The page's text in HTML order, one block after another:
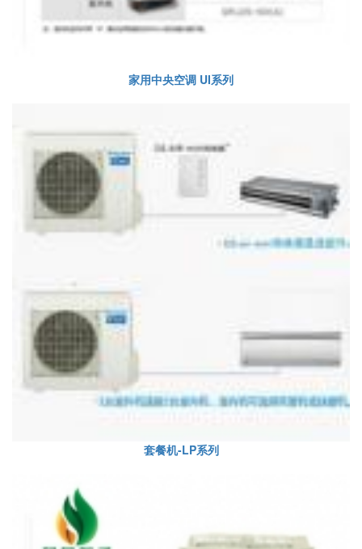
家用中央空调 UI系列
套餐机-LP系列